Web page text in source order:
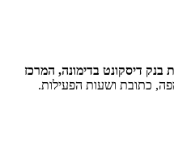
בנק דיסקונט בדימונה, המרכז
כתובת ושעות הפעילות.